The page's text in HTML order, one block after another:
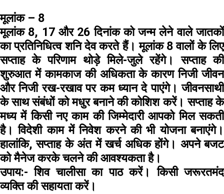
मूलांक – 8
मूलांक 8, 17 और 26 दिनांक को जन्म लेने वाले जातकों
का प्रतिनिधित्व शनि देव करते हैं। मूलांक 8 वालों के लिए
सप्ताह के परिणाम थोड़े मिले-जुले रहेंगे। सप्ताह की
शुरुआत में कामकाज की अधिकता के कारण निजी जीवन
और निजी रख-रखाव पर कम ध्यान दे पाएंगे। जीवनसाथी
के साथ संबंधों को मधुर बनाने की कोशिश करें। सप्ताह के
मध्य में किसी नए काम की जिम्मेदारी आपको मिल सकती
है। विदेशी काम में निवेश करने की भी योजना बनाएंगे।
हालांकि, सप्ताह के अंत में खर्च अधिक होंगे। अपने बजट
को मैनेज करके चलने की आवश्यकता है।
उपाय:-शिव चालीसा का पाठ करें। किसी जरूरतमंद
व्यक्ति की सहायता करें।